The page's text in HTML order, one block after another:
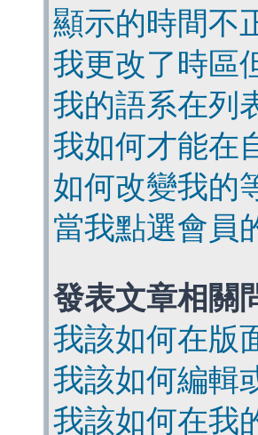
顯示的時間不
我更改了時區
我的語系在列
我如何才能在
如何改變我的
當我點選會員
發表文章相關
我該如何在版
我該如何編輯
我該如何在我